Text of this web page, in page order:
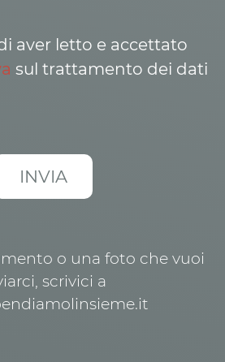
aver letto e accettato
sul trattamento dei dati
o una foto che vuoi
scrivici a